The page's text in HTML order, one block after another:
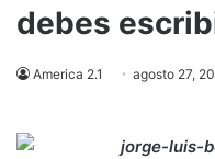
debes
America 2.1 agosto 27,